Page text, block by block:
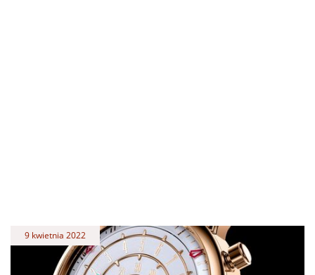
9 kwietnia 2022